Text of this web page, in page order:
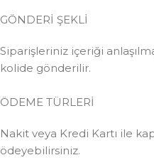
GÖNDERİ ŞEKLİ
Siparişleriniz içeriği
kolide gönderilir.
ÖDEME TÜRLERİ
Nakit veya Kredi Kartı ile
ödeyebilirsiniz.